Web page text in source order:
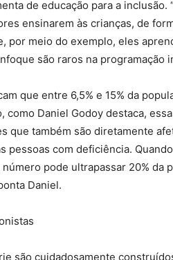
de educação para a inclusão.
ensinarem às crianças, de
por meio do exemplo, eles
são raros na programação
que entre 6,5% e 15% da
como Daniel Godoy destaca,
que também são diretamente
pessoas com deficiência.
pode ultrapassar 20% da
Daniel.
são cuidadosamente